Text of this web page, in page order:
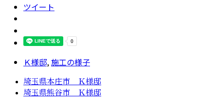
ツイート
Ｋ様邸, 施工の様子
埼玉県本庄市 Ｋ様邸
埼玉県熊谷市 Ｋ様邸